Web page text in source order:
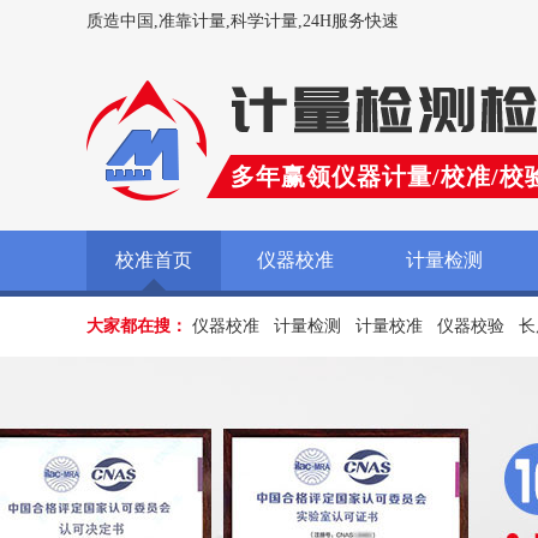
质造中国,准靠计量,科学计量,24H服务快速
多年赢领仪器计量/校准/校
校准首页 仪器校准 计量检测
大家都在搜： 仪器校准 计量检测 计量校准 仪器校验